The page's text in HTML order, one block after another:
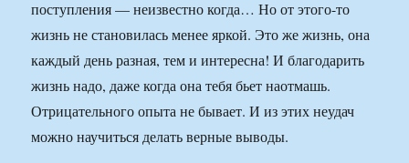
поступления — неизвестно когда… Но от этого-то
жизнь не становилась менее яркой. Это же жизнь, она
каждый день разная, тем и интересна! И благодарить
жизнь надо, даже когда она тебя бьет наотмашь.
Отрицательного опыта не бывает. И из этих не­удач
можно научиться делать верные выводы.